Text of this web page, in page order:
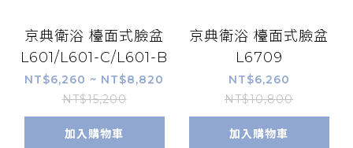
京典衛浴 檯面式臉盆
L601/L601-C/L601-B
NT$6,260 ~ NT$8,820
NT$15,200
加入購物車
京典衛浴 檯面式臉盆
L6709
NT$6,260
NT$10,800
加入購物車